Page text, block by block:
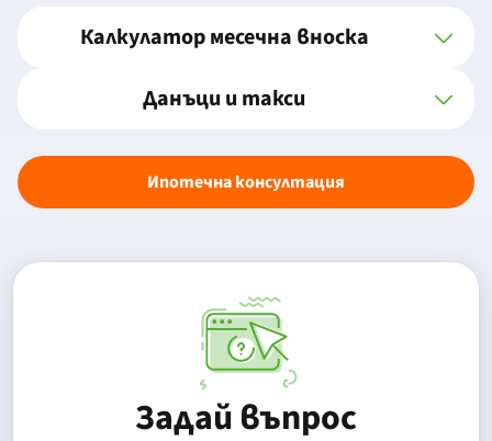
Калкулатор месечна вноска
Данъци и такси
Ипотечна консултация
Задай въпрос